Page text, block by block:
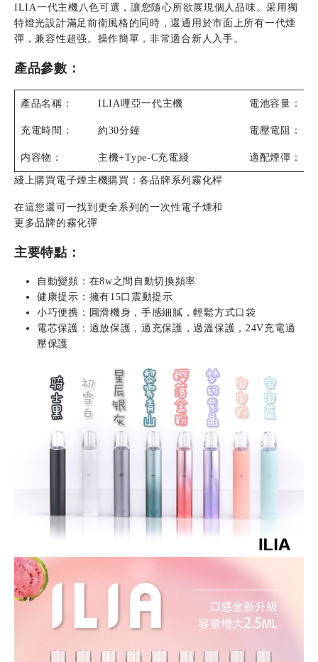
ILIA一代主機八色可選，讓您隨心所欲展現個人品味。采用獨
特燈光設計滿足前衛風格的同時，還通用於市面上所有一代煙
彈，兼容性超强。操作簡單，非常適合新人入手。
產品參數：
產品名稱： ILIA哩亞一代主機 電池容量：
充電時間： 約30分鐘 電壓電阻：
内容物： 主機+Type-C充電綫 適配煙彈：
綫上購買電子煙主機購買：各品牌系列霧化桿
在這您還可一找到更全系列的一次性電子煙和
更多品牌的霧化彈
主要特點：
自動變頻：在8w之間自動切換頻率
健康提示：擁有15口震動提示
小巧便携：圓滑機身，手感細膩，輕鬆方式口袋
電芯保護：過放保護，過充保護，過溫保護，24V充電過
壓保護